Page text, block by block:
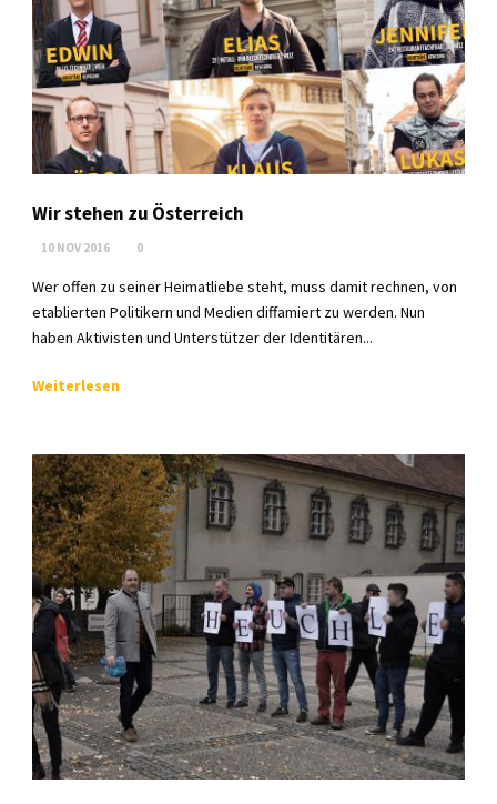
Wir stehen zu Österreich
10 NOV 2016 0
Wer offen zu seiner Heimatliebe steht, muss damit rechnen, von
etablierten Politikern und Medien diffamiert zu werden. Nun
haben Aktivisten und Unterstützer der Identitären...
Weiterlesen